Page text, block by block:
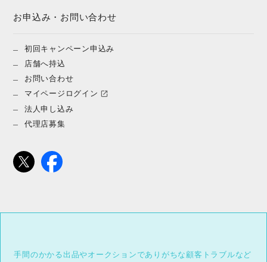
お申込み・お問い合わせ
初回キャンペーン申込み
店舗へ持込
お問い合わせ
マイページログイン
法人申し込み
代理店募集
手間のかかる出品やオークションでありがちな顧客トラブルなど